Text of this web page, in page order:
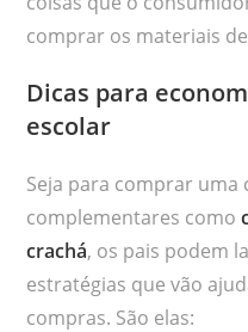
comprar os materiais
Dicas para
escolar
Seja para comprar uma
complementares como
crachá, os pais podem
estratégias que vão
compras. São elas: